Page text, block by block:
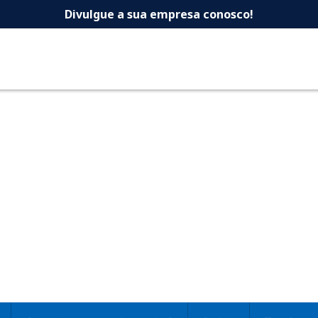
-Dicas
Divulgue a sua empresa conosco!